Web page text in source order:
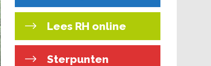
Lees RH online
Sterpunten